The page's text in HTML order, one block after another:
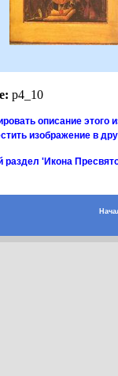
p4_10
описание
изображение в
раздел 'Икона